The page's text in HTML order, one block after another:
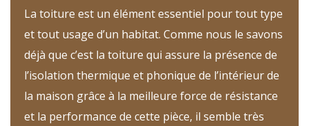
La toiture est un élément essentiel pour tout type
et tout usage d’un habitat. Comme nous le savons
déjà que c’est la toiture qui assure la présence de
l’isolation thermique et phonique de l’intérieur de
la maison grâce à la meilleure force de résistance
et la performance de cette pièce, il semble très